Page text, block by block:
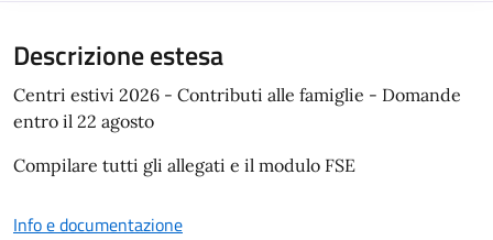
Descrizione estesa
Centri estivi 2026 - Contributi alle famiglie - Domande
entro il 22 agosto
Compilare tutti gli allegati e il modulo FSE
Info e documentazione